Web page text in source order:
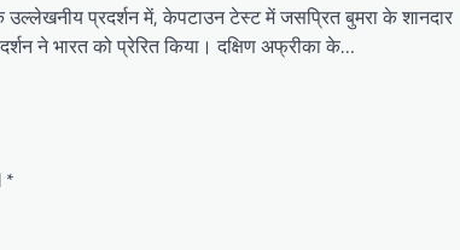
उल्लेखनीय प्रदर्शन में, केपटाउन टेस्ट में जसप्रित बुमरा के शानदार
ने भारत को प्रेरित किया। दक्षिण अफ्रीका के…
*